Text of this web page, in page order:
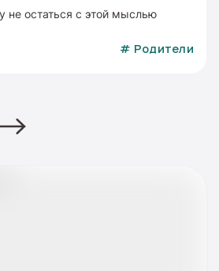
не остаться с этой мыслью
# Родители